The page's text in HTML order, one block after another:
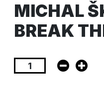
MICHAL
BREAK